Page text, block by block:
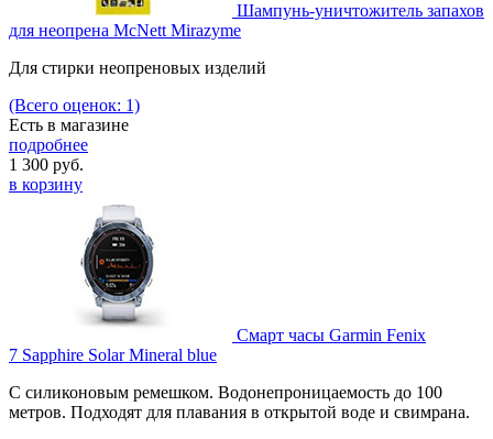
Шампунь-уничтожитель запахов
для неопрена McNett Mirazyme
Для стирки неопреновых изделий
(Всего оценок: 1)
Есть в магазине
подробнее
1 300 руб.
в корзину
Смарт часы Garmin Fenix
7 Sapphire Solar Mineral blue
С силиконовым ремешком. Водонепроницаемость до 100
метров. Подходят для плавания в открытой воде и свимрана.